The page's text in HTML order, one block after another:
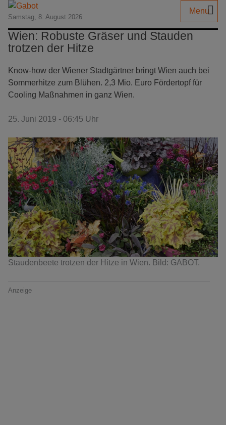
Samstag, 8. August 2026
Menu
Wien: Robuste Gräser und Stauden
trotzen der Hitze
Know-how der Wiener Stadtgärtner bringt Wien auch bei
Sommerhitze zum Blühen. 2,3 Mio. Euro Fördertopf für
Cooling Maßnahmen in ganz Wien.
25. Juni 2019 - 06:45 Uhr
Staudenbeete trotzen der Hitze in Wien. Bild: GABOT.
Anzeige